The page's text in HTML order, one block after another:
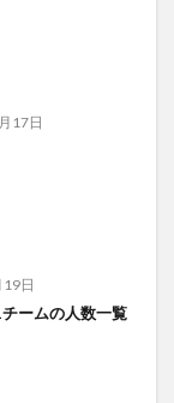
17日
日
ームの人数一覧